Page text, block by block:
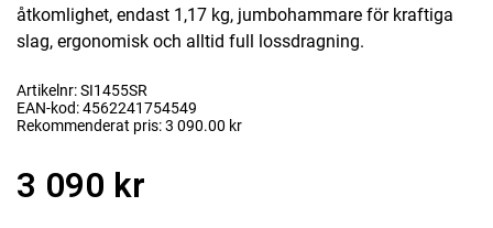
åtkomlighet, endast 1,17 kg, jumbohammare för kraftiga
slag, ergonomisk och alltid full lossdragning.
Artikelnr: SI1455SR
EAN-kod: 4562241754549
Rekommenderat pris: 3 090.00 kr
3 090 kr